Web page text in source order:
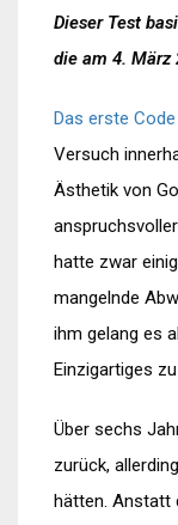
Dieser Test
die am 4. März
Das erste
Versuch
Ästhetik von
hatte zwar
mangelnde
ihm gelang es
Einzigartiges
Über sechs
zurück,
hätten. Anstatt